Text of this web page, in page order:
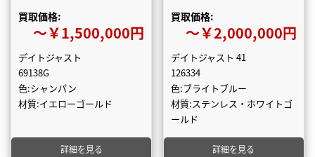
買取価格:
〜￥1,500,000円
デイトジャスト
69138G
色:シャンパン
材質:イエローゴールド
詳細を見る
買取価格:
〜￥2,000,000円
デイトジャスト 41
126334
色:ブライトブルー
材質:ステンレス・ホワイトゴ
ールド
詳細を見る